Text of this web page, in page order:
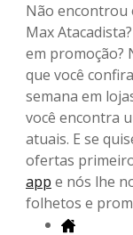
Não encontrou
Max
em promoção?
que você
semana em
você encontra
atuais. E se
ofertas
app e nós lhe
folhetos e